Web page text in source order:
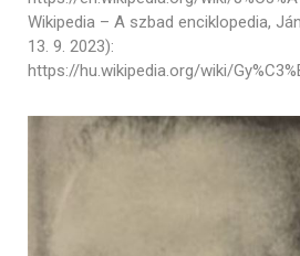
Wikipedia – A szbad enciklopedia,
13. 9. 2023):
https://hu.wikipedia.org/wiki/